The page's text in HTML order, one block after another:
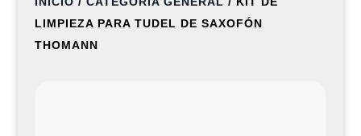
LIMPIEZA PARA TUDEL DE SAXOFÓN
THOMANN